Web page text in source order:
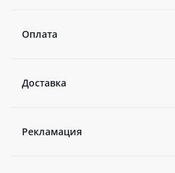
Оплата
Доставка
Рекламация